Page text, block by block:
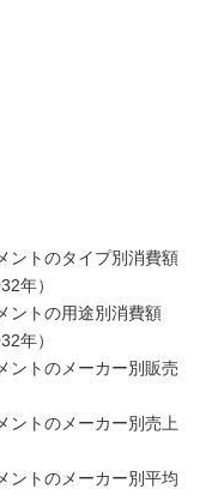
ントのタイプ別消費額
年）
ントの用途別消費額
年）
ントのメーカー別販売
ントのメーカー別売上
ントのメーカー別平均